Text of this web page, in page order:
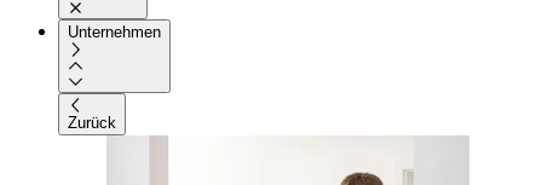
Unternehmen
Zurück